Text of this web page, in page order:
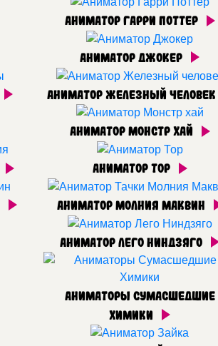
Аниматор Гарри Поттер
Аниматор Джокер
Аниматор Железный человек
Аниматор Монстр хай
Аниматор Тор
Аниматор Молния Маквин
Аниматор Лего Ниндзяго
Аниматоры Сумасшедшие
Химики